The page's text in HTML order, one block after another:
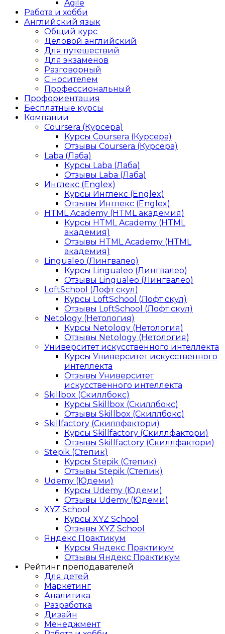
Agile
Работа и хобби
Английский язык
Общий курс
Деловой английский
Для путешествий
Для экзаменов
Разговорный
С носителем
Профессиональный
Профориентация
Бесплатные курсы
Компании
Coursera (Курсера)
Курсы Coursera (Курсера)
Отзывы Coursera (Курсера)
Laba (Лаба)
Курсы Laba (Лаба)
Отзывы Laba (Лаба)
Инглекс (Englex)
Курсы Инглекс (Englex)
Отзывы Инглекс (Englex)
HTML Academy (HTML академия)
Курсы HTML Academy (HTML
академия)
Отзывы HTML Academy (HTML
академия)
Lingualeo (Лингвалео)
Курсы Lingualeo (Лингвалео)
Отзывы Lingualeo (Лингвалео)
LoftSchool (Лофт скул)
Курсы LoftSchool (Лофт скул)
Отзывы LoftSchool (Лофт скул)
Netology (Нетология)
Курсы Netology (Нетология)
Отзывы Netology (Нетология)
Университет искусственного интеллекта
Курсы Университет искусственного
интеллекта
Отзывы Университет
искусственного интеллекта
Skillbox (Скиллбокс)
Курсы Skillbox (Скиллбокс)
Отзывы Skillbox (Скиллбокс)
Skillfactory (Скиллфактори)
Курсы Skillfactory (Скиллфактори)
Отзывы Skillfactory (Скиллфактори)
Stepik (Степик)
Курсы Stepik (Степик)
Отзывы Stepik (Степик)
Udemy (Юдеми)
Курсы Udemy (Юдеми)
Отзывы Udemy (Юдеми)
XYZ School
Курсы XYZ School
Отзывы XYZ School
Яндекс Практикум
Курсы Яндекс Практикум
Отзывы Яндекс Практикум
Рейтинг преподавателей
Для детей
Маркетинг
Аналитика
Разработка
Дизайн
Менеджмент